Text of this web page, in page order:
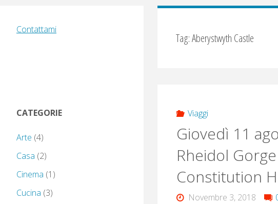
Tag:Aberystwyth Castle
Viaggi
Giovedì 11
Rheidol
Constitution
Novembre 3, 2018
Contattami
CATEGORIE
Arte (4)
Casa (2)
Cinema (1)
Cucina (3)